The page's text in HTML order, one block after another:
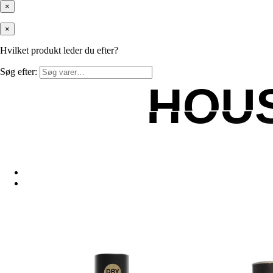
×
×
Hvilket produkt leder du efter?
Søg efter: